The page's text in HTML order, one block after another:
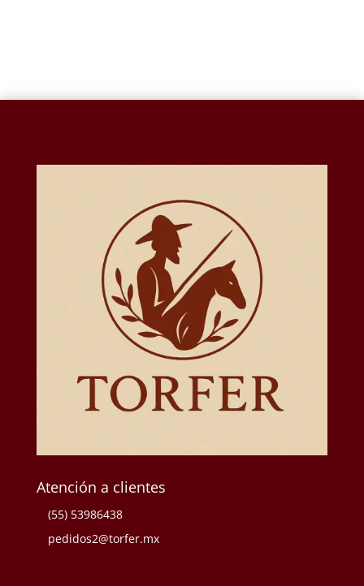
Atención a clientes
(55) 53986438
pedidos2@torfer.mx